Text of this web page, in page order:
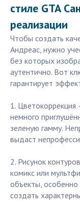
стиле GTA
реализации
Чтобы создать
Андреас, нужно
без которых
аутентично. Вот
гарантирует
1.
немного
зеленую гамму.
выдаст
2. Рисунок
комикс или
объекты, особенно
создать